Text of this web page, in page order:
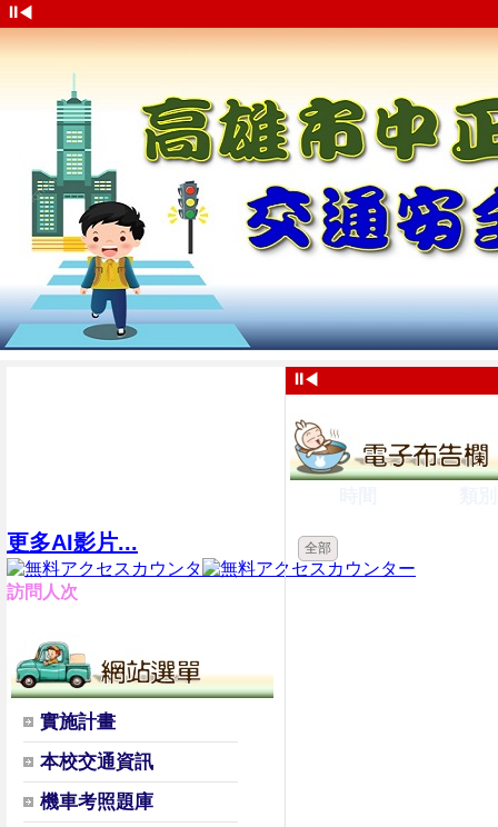
⏸◀
更多AI影片...
訪問人次
實施計畫
本校交通資訊
機車考照題庫
⏸◀
全部